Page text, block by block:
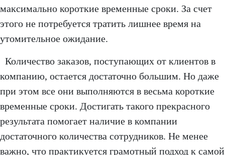
максимально короткие временные сроки. За счет
этого не потребуется тратить лишнее время на
утомительное ожидание.
Количество заказов, поступающих от клиентов в
компанию, остается достаточно большим. Но даже
при этом все они выполняются в весьма короткие
временные сроки. Достигать такого прекрасного
результата помогает наличие в компании
достаточного количества сотрудников. Не менее
важно, что практикуется грамотный подход к самой